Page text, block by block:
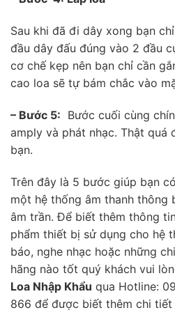
Sau khi đã đi dây xong bạn
đầu dây đấu đúng vào 2 đầu
cơ chế kẹp nên bạn chỉ cần
cao loa sẽ tự bám chắc vào
– Bước 5: Bước cuối cùng
amply và phát nhạc. Thật quá
bạn.
Trên đây là 5 bước giúp bạn
một hệ thống âm thanh thông
âm trần. Để biết thêm thông
phẩm thiết bị sử dụng cho hệ
báo, nghe nhạc hoặc những
hãng nào tốt quý khách vui
Loa Nhập Khẩu qua Hotline:
866 để được biết thêm chi tiết